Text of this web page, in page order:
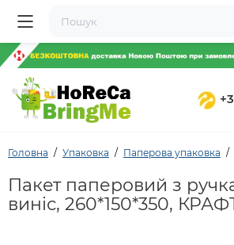
Головна Упаковка Паперова упаковка
Пакет паперовий з
виніс, 260*150*350,